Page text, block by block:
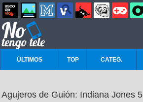
ÚLTIMOS TOP CATEG.
Agujeros de Guión: Indiana Jones 5